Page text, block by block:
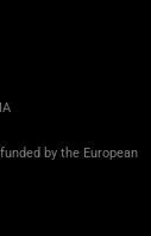
by the European